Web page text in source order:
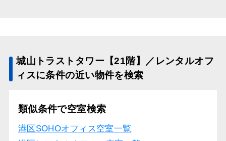
城山トラストタワー【21階】／レンタルオフ
ィスに条件の近い物件を検索
類似条件で空室検索
港区SOHOオフィス空室一覧